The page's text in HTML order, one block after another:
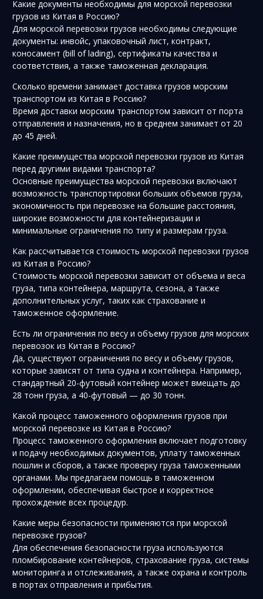
Какие документы необходимы для морской перевозки
грузов из Китая в Россию?
Для морской перевозки грузов необходимы следующие
документы: инвойс, упаковочный лист, контракт,
коносамент (bill of lading), сертификаты качества и
соответствия, а также таможенная декларация.
Сколько времени занимает доставка грузов морским
транспортом из Китая в Россию?
Время доставки морским транспортом зависит от порта
отправления и назначения, но в среднем занимает от 20
до 45 дней.
Какие преимущества морской перевозки грузов из Китая
перед другими видами транспорта?
Основные преимущества морской перевозки включают
возможность транспортировки больших объемов груза,
экономичность при перевозке на большие расстояния,
широкие возможности для контейнеризации и
минимальные ограничения по типу и размерам груза.
Как рассчитывается стоимость морской перевозки грузов
из Китая в Россию?
Стоимость морской перевозки зависит от объема и веса
груза, типа контейнера, маршрута, сезона, а также
дополнительных услуг, таких как страхование и
таможенное оформление.
Есть ли ограничения по весу и объему грузов для морских
перевозок из Китая в Россию?
Да, существуют ограничения по весу и объему грузов,
которые зависят от типа судна и контейнера. Например,
стандартный 20-футовый контейнер может вмещать до
28 тонн груза, а 40-футовый — до 30 тонн.
Какой процесс таможенного оформления грузов при
морской перевозке из Китая в Россию?
Процесс таможенного оформления включает подготовку
и подачу необходимых документов, уплату таможенных
пошлин и сборов, а также проверку груза таможенными
органами. Мы предлагаем помощь в таможенном
оформлении, обеспечивая быстрое и корректное
прохождение всех процедур.
Какие меры безопасности применяются при морской
перевозке грузов?
Для обеспечения безопасности груза используются
пломбирование контейнеров, страхование груза, системы
мониторинга и отслеживания, а также охрана и контроль
в портах отправления и прибытия.